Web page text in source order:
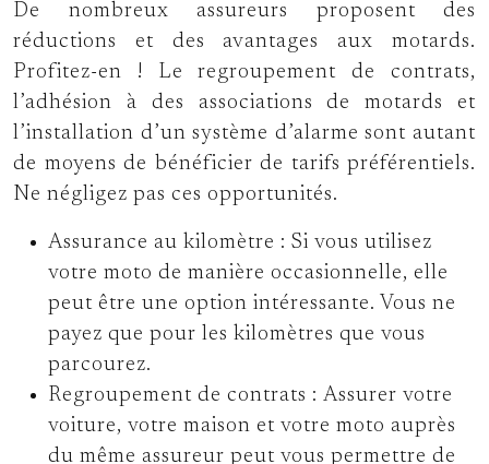
De nombreux assureurs proposent des
réductions et des avantages aux motards.
Profitez-en ! Le regroupement de contrats,
l’adhésion à des associations de motards et
l’installation d’un système d’alarme sont autant
de moyens de bénéficier de tarifs préférentiels.
Ne négligez pas ces opportunités.
Assurance au kilomètre : Si vous utilisez
votre moto de manière occasionnelle, elle
peut être une option intéressante. Vous ne
payez que pour les kilomètres que vous
parcourez.
Regroupement de contrats : Assurer votre
voiture, votre maison et votre moto auprès
du même assureur peut vous permettre de